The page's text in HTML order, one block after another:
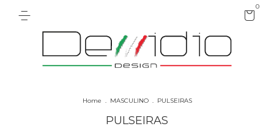
0
Home . MASCULINO . PULSEIRAS
PULSEIRAS